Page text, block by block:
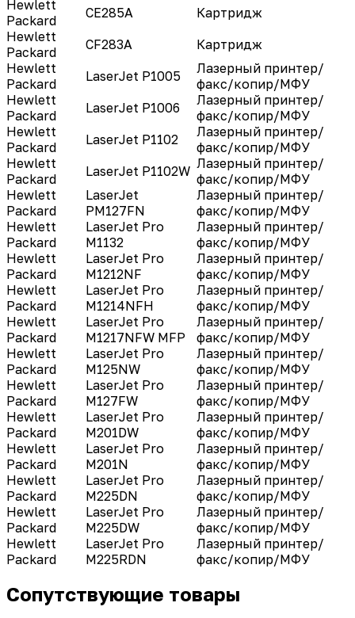
Hewlett
Packard
CE285A
Картридж
Hewlett
Packard
CF283A
Картридж
Hewlett
Packard
LaserJet P1005
Лазерный принтер/
факс/копир/МФУ
Hewlett
Packard
LaserJet P1006
Лазерный принтер/
факс/копир/МФУ
Hewlett
Packard
LaserJet P1102
Лазерный принтер/
факс/копир/МФУ
Hewlett
Packard
LaserJet P1102W Лазерный принтер/
факс/копир/МФУ
Hewlett
Packard
LaserJet
PM127FN
Лазерный принтер/
факс/копир/МФУ
Hewlett
Packard
LaserJet Pro
M1132
Лазерный принтер/
факс/копир/МФУ
Hewlett
Packard
LaserJet Pro
M1212NF
Лазерный принтер/
факс/копир/МФУ
Hewlett
Packard
LaserJet Pro
M1214NFH
Лазерный принтер/
факс/копир/МФУ
Hewlett
Packard
LaserJet Pro
M1217NFW MFP
Лазерный принтер/
факс/копир/МФУ
Hewlett
Packard
LaserJet Pro
M125NW
Лазерный принтер/
факс/копир/МФУ
Hewlett
Packard
LaserJet Pro
M127FW
Лазерный принтер/
факс/копир/МФУ
Hewlett
Packard
LaserJet Pro
M201DW
Лазерный принтер/
факс/копир/МФУ
Hewlett
Packard
LaserJet Pro
M201N
Лазерный принтер/
факс/копир/МФУ
Hewlett
Packard
LaserJet Pro
M225DN
Лазерный принтер/
факс/копир/МФУ
Hewlett
Packard
LaserJet Pro
M225DW
Лазерный принтер/
факс/копир/МФУ
Hewlett
Packard
LaserJet Pro
M225RDN
Лазерный принтер/
факс/копир/МФУ
Сопутствующие товары